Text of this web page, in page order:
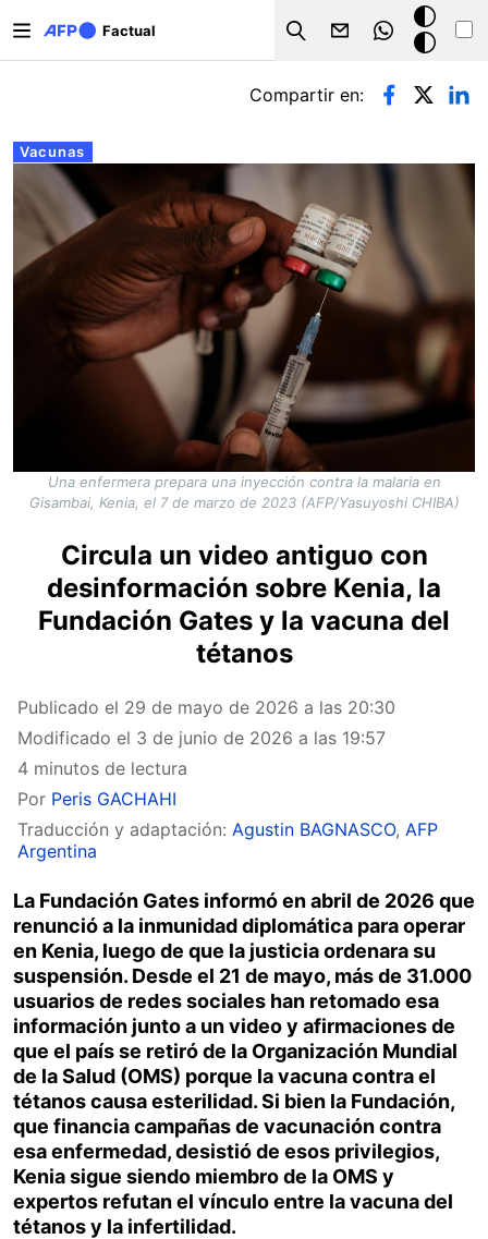
Factual
Search
Modo
oscuro
Solapas principales
Vacunas
Compartir en:
Una enfermera prepara una inyección contra la malaria en
Gisambai, Kenia, el 7 de marzo de 2023 (AFP/Yasuyoshi CHIBA)
Circula un video antiguo con
desinformación sobre Kenia, la
Fundación Gates y la vacuna del
tétanos
Publicado el 29 de mayo de 2026 a las 20:30
Modificado el 3 de junio de 2026 a las 19:57
4 minutos de lectura
Por Peris GACHAHI
Traducción y adaptación: Agustin BAGNASCO, AFP
Argentina
La Fundación Gates informó en abril de 2026 que
renunció a la inmunidad diplomática para operar
en Kenia, luego de que la justicia ordenara su
suspensión. Desde el 21 de mayo, más de 31.000
usuarios de redes sociales han retomado esa
información junto a un video y afirmaciones de
que el país se retiró de la Organización Mundial
de la Salud (OMS) porque la vacuna contra el
tétanos causa esterilidad. Si bien la Fundación,
que financia campañas de vacunación contra
esa enfermedad, desistió de esos privilegios,
Kenia sigue siendo miembro de la OMS y
expertos refutan el vínculo entre la vacuna del
tétanos y la infertilidad.